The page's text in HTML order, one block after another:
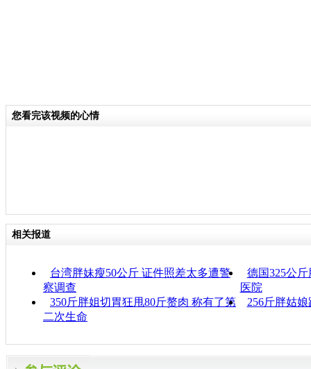
您看完该视频的心情
相关报道
台湾胖妹瘦50公斤 证件照差太多遭警
察调查
德国325公
医院
350斤胖姐切胃狂甩80斤赘肉 称有了第
二次生命
256斤胖姑